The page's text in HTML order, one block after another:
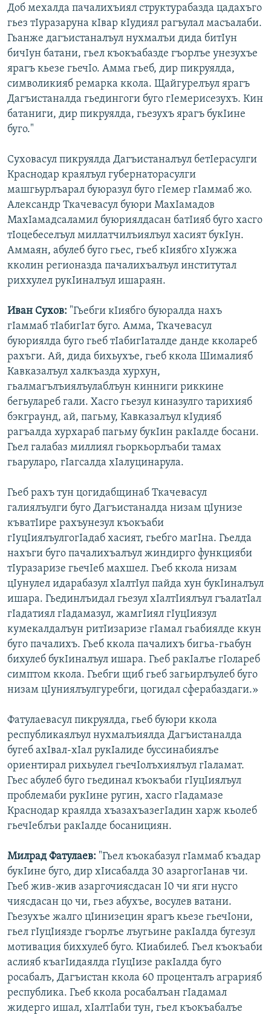
Доб мехалда пачалихъиял структурабазда цадахъго
гьез тІуразаруна кІвар кІудиял рагъулал масъалаби.
Гьанже дагъистаналъул нухмалъи дида битІун
бичІун батани, гьел къокъабазде гъорлъе унезухъе
ярагъ кьезе гьечІо. Амма гьеб, дир пикруялда,
символикияб ремарка ккола. Щайгурелъул ярагъ
Дагъистаналда гьедингоги буго гІемерисезухъ. Кин
батаниги, дир пикруялда, гьезухъ ярагъ букІине
буго."
Суховасул пикруялда Дагъистаналъул бетІерасулги
Краснодар краялъул губернаторасулги
машгьурлъарал буюразул буго гІемер гІаммаб жо.
Александр Ткачевасул буюри МахІамадов
МахІамадсаламил буюриялдасан батІияб буго хасго
тІоцебеселъул миллатчилъиялъул хасият букІун.
Аммаян, абулеб буго гьес, гьеб кІиябго хІужжа
кколин регионазда пачалихъалъул институтал
риххулел рукІиналъул ишараян.
Иван Сухов: "Гьебги кІиябго буюралда нахъ
гІаммаб тІабигІат буго. Амма, Ткачевасул
буюриялда буго гьеб тІабигІаталде данде кколареб
рахъги. Ай, дида бихьухъе, гьеб ккола Шималияб
Кавказалъул халкъазда хурхун,
гьалмагълъиялъулаблъун кинниги риккине
бегьулареб гали. Хасго гьезул киназулго тарихияб
бэкграунд, ай, пагьму, Кавказалъул кІудияб
рагъалда хурхараб пагьму букІин ракІалде босани.
Гьел галабаз миллиял гьоркьорлъаби тамах
гьаруларо, гІагсалда хІалуцинарула.
Гьеб рахъ тун цогидабщинаб Ткачевасул
галиялъулги буго Дагъистаналда низам цІунизе
къватІире рахъунезул къокъаби
гІуцІиялъулгогІадаб хасият, гьебго магІна. Гьелда
нахъги буго пачалихъалъул жиндирго функцияби
тІуразаризе гьечІеб махшел. Гьеб ккола низам
цІунулел идарабазул хІалтІул пайда хун букІиналъул
ишара. Гьединлъидал гьезул хІалтІиялъул гъалатІал
гІадатиял гІадамазул, жамгІиял гІуцІиязул
кумекалдалъун ритІизаризе гІамал гьабиялде ккун
буго пачалихъ. Гьеб ккола пачалихъ бигьа-гьабун
бихулеб букІиналъул ишара. Гьеб ракІалъе гІолареб
симптом ккола. Гьебги щиб гьеб загьирлъулеб буго
низам цІуниялъулгуребги, цогидал сферабаздаги.»
Фатулаевасул пикруялда, гьеб буюри ккола
республикаялъул нухмалъиялда Дагъистаналда
бугеб ахІвал-хІал рукІалиде буссинабиялъе
ориентирал рихьулел гьечІолъхиялъул гІаламат.
Гьес абулеб буго гьединал къокъаби гІуцІиялъул
проблемаби рукІине ругин, хасго гІадамазе
Краснодар краялда хъазахъазегІадин харж кьолеб
гьечІеблъи ракІалде босанициян.
Милрад Фатулаев: "Гьел къокабазул гІаммаб къадар
букІине буго, дир хІисабалда 30 азаргогІанав чи.
Гьеб жив-жив азаргочиясдасан І0 чи яги нусго
чиясдасан цо чи, гьез абухъе, восулев ватани.
Гьезухъе жалго цІинизецин ярагъ кьезе гьечІони,
гьел гІуцІиязде гъорлъе лъугьине ракІалда бугезул
мотивация биххулеб буго. КІиабилеб. Гьел къокъаби
аслияб къагІидаялда гІуцІизе ракІалда буго
росабалъ, Дагъистан ккола 60 проценталъ аграрияб
республика. Гьеб ккола росабалъан гІадамал
жидерго ишал, хІалтІаби тун, гьел къокъабалъе